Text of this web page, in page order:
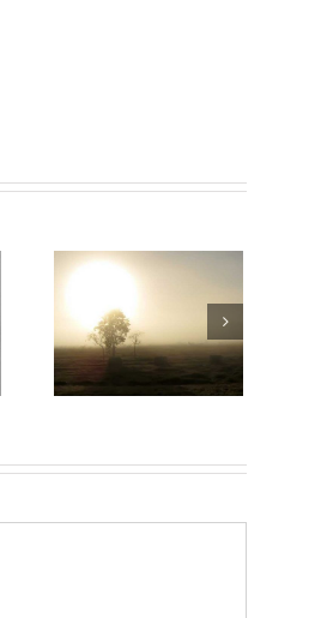
Proin Sodales
Quam Nec Sollicit